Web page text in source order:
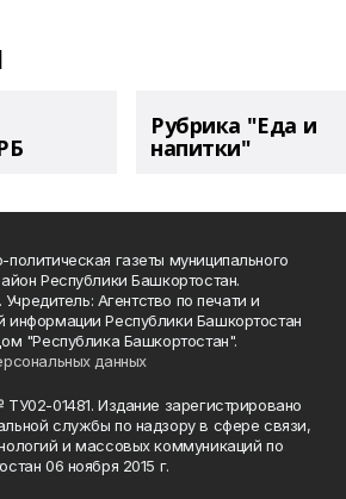
Рубрика "Еда и
напитки"
газеты муниципального
Республики Башкортостан.
Агентство по печати и
Республики Башкортостан
"Республика Башкортостан".
данных
01481. Издание зарегистрировано
службы по надзору в сфере связи,
и массовых коммуникаций по
06 ноября 2015 г.